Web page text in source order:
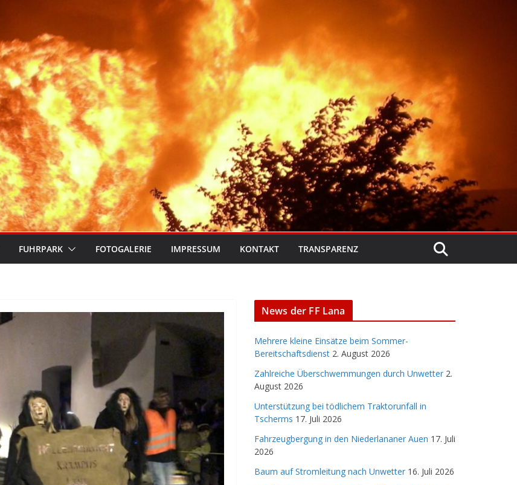
FUHRPARK FOTOGALERIE IMPRESSUM KONTAKT TRANSPARENZ
News der FF Lana
Mehrere kleine Einsätze beim Sommer-
Bereitschaftsdienst 2. August 2026
Zahlreiche Überschwemmungen durch Unwetter 2.
August 2026
Unterstützung bei tödlichem Traktorunfall in
Tscherms 17. Juli 2026
Fahrzeugbergung in den Niederlananer Auen 17. Juli
2026
Baum auf Stromleitung nach Unwetter 16. Juli 2026